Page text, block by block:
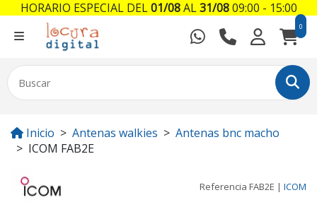
0
Inicio Antenas walkies
Antenas bnc macho
ICOM FAB2E
Referencia FAB2E | ICOM
HORARIO ESPECIAL DEL01/08AL31/0809:00 - 15:00